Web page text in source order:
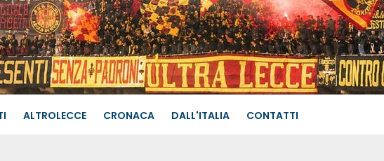
ALTROLECCE CRONACA DALL'ITALIA CONTATTI